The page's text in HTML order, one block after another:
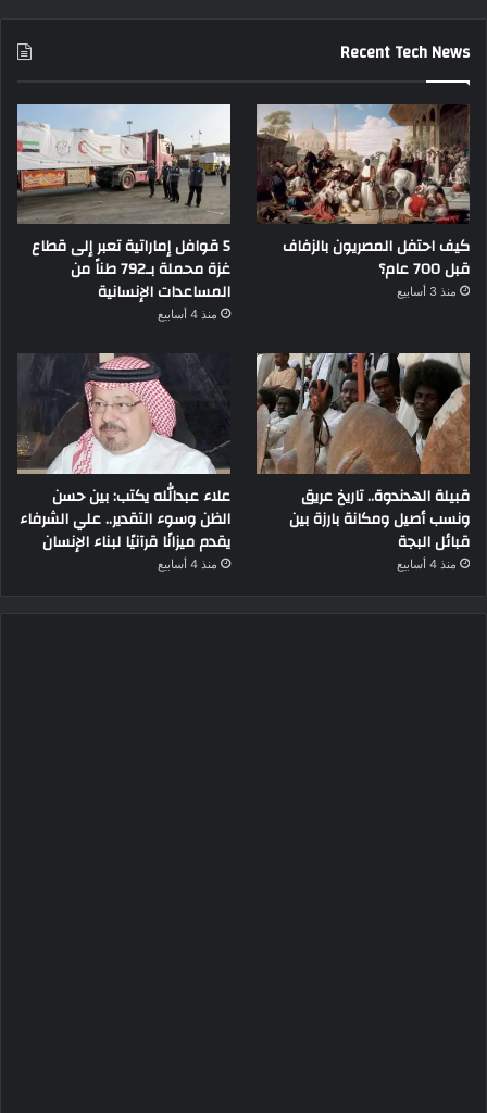
Recent Tech News
كيف احتفل المصريون بالزفاف
قبل 700 عام؟
منذ 3 أسابيع
5 قوافل إماراتية تعبر إلى قطاع
غزة محملة بـ792 طناً من
المساعدات الإنسانية
منذ 4 أسابيع
قبيلة الهدندوة.. تاريخ عريق
ونسب أصيل ومكانة بارزة بين
قبائل البجة
منذ 4 أسابيع
علاء عبدالله يكتب: بين حسن
الظن وسوء التقدير.. علي الشرفاء
يقدم ميزانًا قرآنيًا لبناء الإنسان
منذ 4 أسابيع